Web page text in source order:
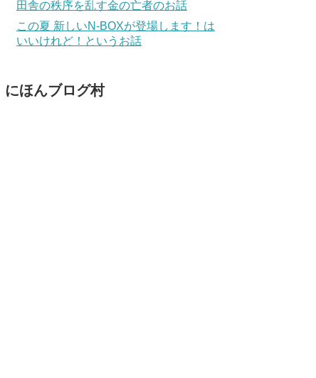
田舎の秩序を乱す金の亡者のお話
この夏 新しいN-BOXが登場します！は
いいけれど！というお話
にほんブログ村